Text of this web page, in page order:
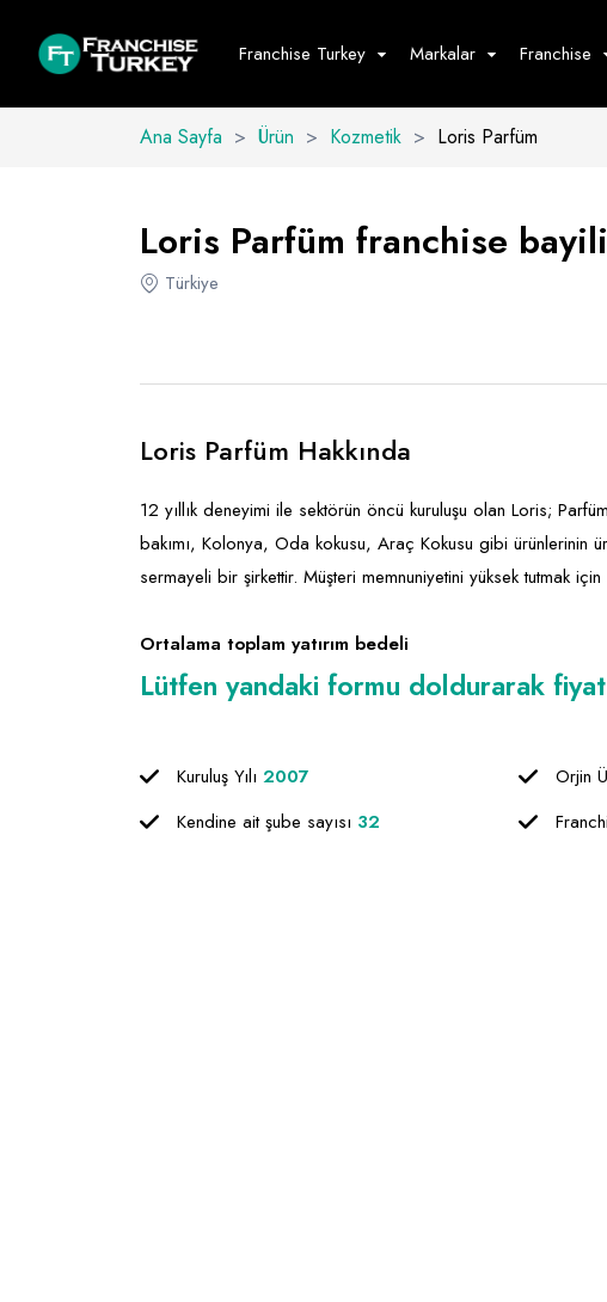
Franchise Turkey Markalar
Hepsini Göster
Franchise
Ana Sayfa > Ürün > Kozmetik > Loris Parfüm
Loris Parfüm franchise
Türkiye
Loris Parfüm Hakkında
12 yıllık deneyimi ile sektörün öncü kuruluşu olan Loris;
bakımı, Kolonya, Oda kokusu, Araç Kokusu gibi ürünlerinin
sermayeli bir şirkettir. Müşteri memnuniyetini yüksek tutmak
Ortalama toplam yatırım bedeli
Lütfen yandaki formu doldurarak fiyat
Kuruluş Yılı 2007 Orjin
Kendine ait şube sayısı 32